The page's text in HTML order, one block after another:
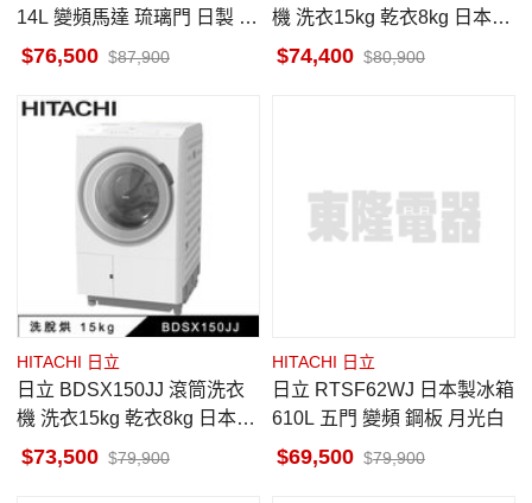
14L 變頻馬達 琉璃門 日製 琉
璃金 一級省電 自動製冰
76,500 87,900
機 洗衣15kg 乾衣8kg 日本製
洗脫烘 雪霧白 右開
74,400 80,900
HITACHI 日立
日立 BDSX150JJ 滾筒洗衣
機 洗衣15kg 乾衣8kg 日本製
洗脫烘 雪霧白 左開
73,500 79,900
HITACHI 日立
日立 RTSF62WJ 日本製冰箱
610L 五門 變頻 鋼板 月光白
69,500 79,900